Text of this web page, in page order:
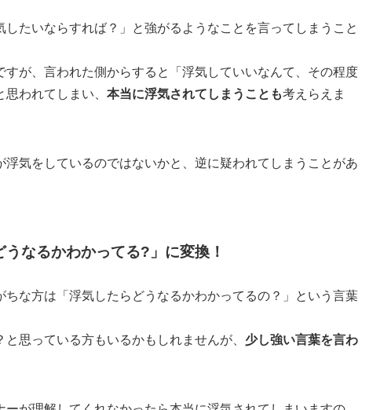
たいならすれば？」と強がるようなことを言ってしまうこと
が、言われた側からすると「浮気していいなんて、その程度
われてしまい、 本当に浮気されてしまうことも考えらえま
気をしているのではないかと、逆に疑われてしまうことがあ
うなるかわかってる?」に変換！
ちな方は「浮気したらどうなるかわかってるの？」という言葉
思っている方もいるかもしれませんが、 少し強い言葉を言わ